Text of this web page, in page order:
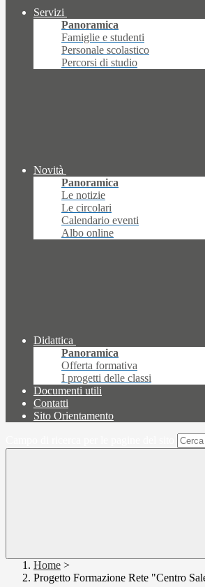
Servizi
Panoramica
Famiglie e studenti
Personale scolastico
Percorsi di studio
Novità
Panoramica
Le notizie
Le circolari
Calendario eventi
Albo online
Didattica
Panoramica
Offerta formativa
I progetti delle classi
Documenti utili
Contatti
Sito Orientamento
Home >
Progetto Formazione Rete "Centro